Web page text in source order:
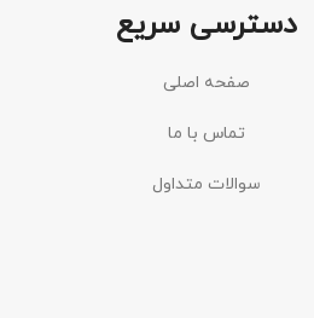
دسترسی سریع
صفحه اصلی
تماس با ما
سوالات متداول